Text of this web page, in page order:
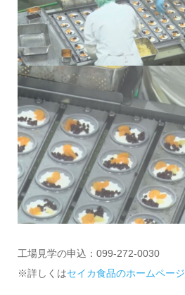
工場見学の申込：099-272-0030
※詳しくはセイカ食品のホームページ